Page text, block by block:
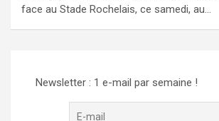
face au Stade Rochelais, ce samedi, au…
Newsletter : 1 e-mail par semaine !